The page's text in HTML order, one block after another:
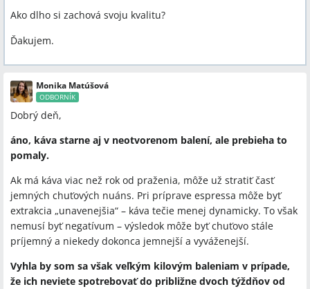
Ako dlho si zachová svoju kvalitu?
Ďakujem.
Monika Matúšová
ODBORNÍK
Dobrý deň,
áno, káva starne aj v neotvorenom balení, ale prebieha to
pomaly.
Ak má káva viac než rok od praženia, môže už stratiť časť
jemných chuťových nuáns. Pri príprave espressa môže byť
extrakcia „unavenejšia“ – káva tečie menej dynamicky. To však
nemusí byť negatívum – výsledok môže byť chuťovo stále
príjemný a niekedy dokonca jemnejší a vyváženejší.
Vyhla by som sa však veľkým kilovým baleniam v prípade,
že ich neviete spotrebovať do približne dvoch týždňov od